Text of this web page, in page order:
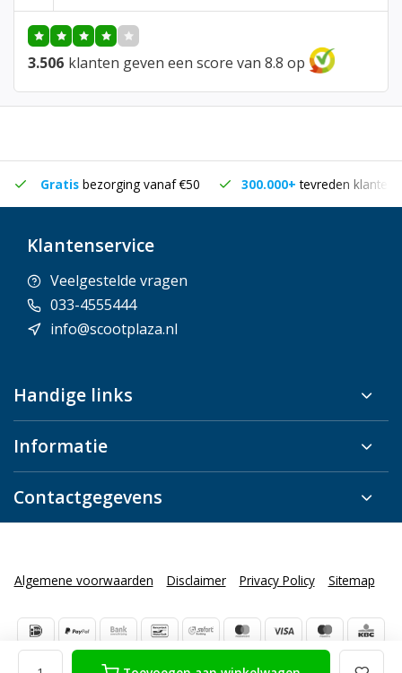
3.506 klanten geven een score van 8.8 op
Gratis bezorging vanaf €50 300.000+tevreden klanten
Klantenservice
Veelgestelde vragen
033-4555444
info@scootplaza.nl
Handige links
Informatie
Contactgegevens
Algemene voorwaarden Disclaimer Privacy Policy Sitemap